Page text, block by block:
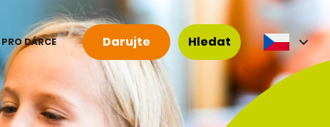
PRO DÁRCE Darujte Hledat